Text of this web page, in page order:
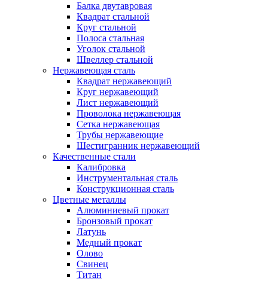
Балка двутавровая
Квадрат стальной
Круг стальной
Полоса стальная
Уголок стальной
Швеллер стальной
Нержавеющая сталь
Квадрат нержавеющий
Круг нержавеющий
Лист нержавеющий
Проволока нержавеющая
Сетка нержавеющая
Трубы нержавеющие
Шестигранник нержавеющий
Качественные стали
Калибровка
Инструментальная сталь
Конструкционная сталь
Цветные металлы
Алюминиевый прокат
Бронзовый прокат
Латунь
Медный прокат
Олово
Свинец
Титан